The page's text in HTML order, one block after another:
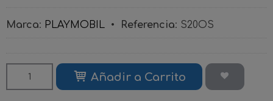
Marca: PLAYMOBIL • Referencia: S20OS
Añadir a Carrito